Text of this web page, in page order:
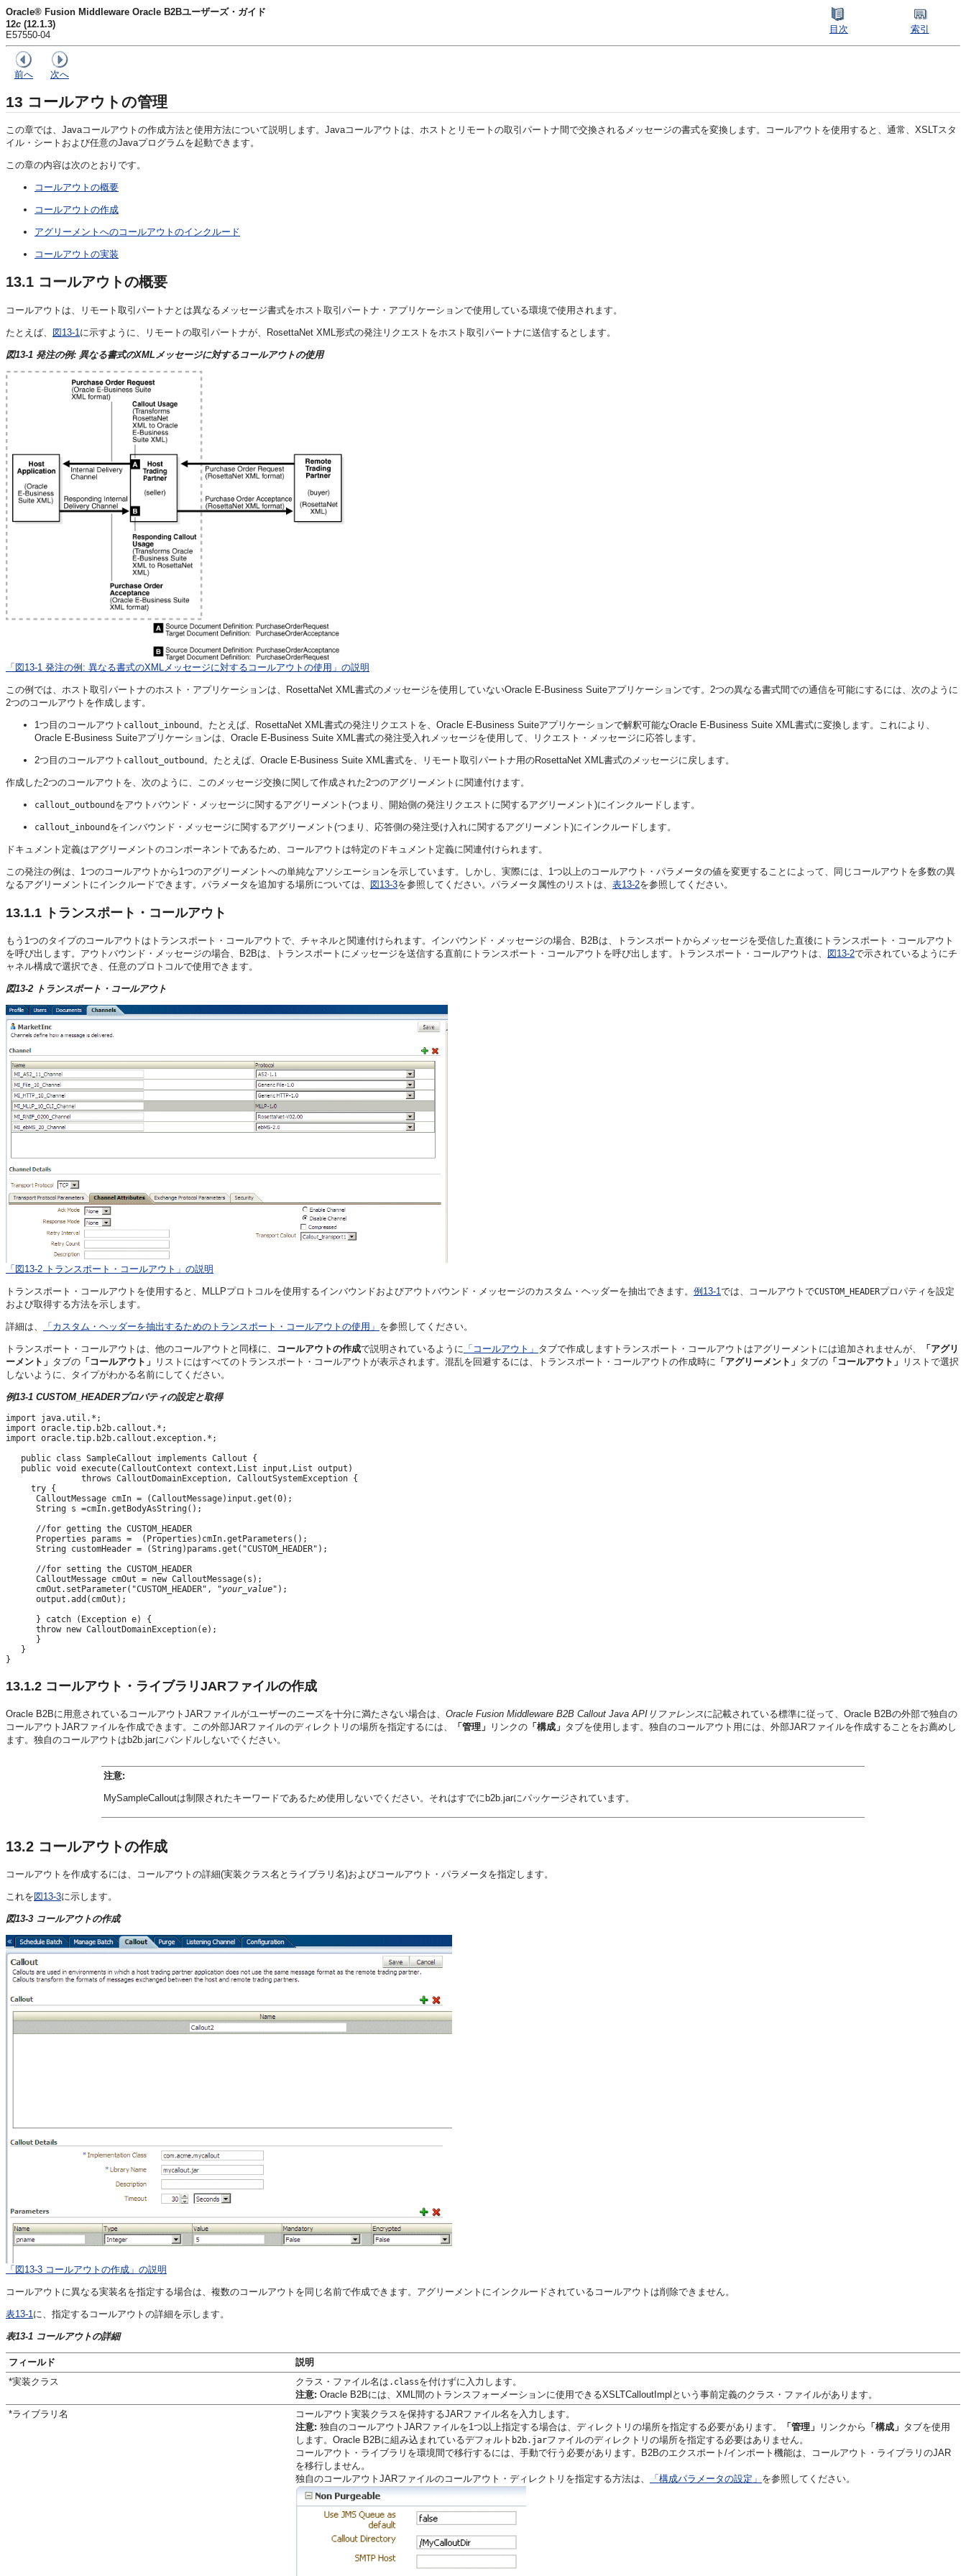
Oracle® Fusion Middleware Oracle B2Bユーザーズ・ガイド
12c (12.1.3)
E57550-04
目次 索引
前へ 次へ
13 コールアウトの管理
この章では、Javaコールアウトの作成方法と使用方法について説明します。Javaコールアウトは、ホストとリモートの取引パートナ間で交換されるメッセージの書式を変換します。コールアウトを使用すると、通常、XSLTスタ
イル・シートおよび任意のJavaプログラムを起動できます。
この章の内容は次のとおりです。
コールアウトの概要
コールアウトの作成
アグリーメントへのコールアウトのインクルード
コールアウトの実装
13.1 コールアウトの概要
コールアウトは、リモート取引パートナとは異なるメッセージ書式をホスト取引パートナ・アプリケーションで使用している環境で使用されます。
たとえば、 図13-1 に示すように、リモートの取引パートナが、RosettaNet XML形式の発注リクエストをホスト取引パートナに送信するとします。
図13-1 発注の例: 異なる書式のXMLメッセージに対するコールアウトの使用
「図13-1 発注の例: 異なる書式のXMLメッセージに対するコールアウトの使用」の説明
この例では、ホスト取引パートナのホスト・アプリケーションは、RosettaNet XML書式のメッセージを使用していないOracle E-Business Suiteアプリケーションです。2つの異なる書式間での通信を可能にするには、次のように
2つのコールアウトを作成します。
1つ目のコールアウト callout_inbound 。たとえば、RosettaNet XML書式の発注リクエストを、Oracle E-Business Suiteアプリケーションで解釈可能なOracle E-Business Suite XML書式に変換します。これにより、
Oracle E-Business Suiteアプリケーションは、Oracle E-Business Suite XML書式の発注受入れメッセージを使用して、リクエスト・メッセージに応答します。
2つ目のコールアウト callout_outbound 。たとえば、Oracle E-Business Suite XML書式を、リモート取引パートナ用のRosettaNet XML書式のメッセージに戻します。
作成した2つのコールアウトを、次のように、このメッセージ交換に関して作成された2つのアグリーメントに関連付けます。
callout_outbound をアウトバウンド・メッセージに関するアグリーメント(つまり、開始側の発注リクエストに関するアグリーメント)にインクルードします。
callout_inbound をインバウンド・メッセージに関するアグリーメント(つまり、応答側の発注受け入れに関するアグリーメント)にインクルードします。
ドキュメント定義はアグリーメントのコンポーネントであるため、コールアウトは特定のドキュメント定義に関連付けられます。
この発注の例は、1つのコールアウトから1つのアグリーメントへの単純なアソシエーションを示しています。しかし、実際には、1つ以上のコールアウト・パラメータの値を変更することによって、同じコールアウトを多数の異
なるアグリーメントにインクルードできます。パラメータを追加する場所については、
図13-3を参照してください。パラメータ属性のリストは、 表13-2を参照してください。
13.1.1 トランスポート・コールアウト
もう1つのタイプのコールアウトはトランスポート・コールアウトで、チャネルと関連付けられます。インバウンド・メッセージの場合、B2Bは、トランスポートからメッセージを受信した直後にトランスポート・コールアウト
を呼び出します。アウトバウンド・メッセージの場合、B2Bは、トランスポートにメッセージを送信する直前にトランスポート・コールアウトを呼び出します。トランスポート・コールアウトは、
図13-2で示されているようにチ
ャネル構成で選択でき、任意のプロトコルで使用できます。
図13-2 トランスポート・コールアウト
「図13-2 トランスポート・コールアウト」の説明
トランスポート・コールアウトを使用すると、MLLPプロトコルを使用するインバウンドおよびアウトバウンド・メッセージのカスタム・ヘッダーを抽出できます。 例13-1 では、コールアウトでCUSTOM_HEADERプロパティを設定
および取得する方法を示します。
詳細は、 「カスタム・ヘッダーを抽出するためのトランスポート・コールアウトの使用」 を参照してください。
トランスポート・コールアウトは、他のコールアウトと同様に、 コールアウトの作成で説明されているように 「コールアウト」 タブで作成しますトランスポート・コールアウトはアグリーメントには追加されませんが、
「アグリ
ーメント」 タブの 「コールアウト」 リストにはすべてのトランスポート・コールアウトが表示されます。混乱を回避するには、トランスポート・コールアウトの作成時に 「アグリーメント」 タブの 「コールアウト」
リストで選択
しないように、タイプがわかる名前にしてください。
例13-1 CUSTOM_HEADERプロパティの設定と取得
import java.util.*;
import oracle.tip.b2b.callout.*;
import oracle.tip.b2b.callout.exception.*;
   public class SampleCallout implements Callout {
   public void execute(CalloutContext context,List input,List output)
               throws CalloutDomainException, CalloutSystemException {
     try {
      CalloutMessage cmIn = (CalloutMessage)input.get(0);
      String s =cmIn.getBodyAsString();
      //for getting the CUSTOM_HEADER
      Properties params =  (Properties)cmIn.getParameters();
      String customHeader = (String)params.get("CUSTOM_HEADER");
      //for setting the CUSTOM_HEADER
      CalloutMessage cmOut = new CalloutMessage(s);
      cmOut.setParameter("CUSTOM_HEADER", "
your_value");
      output.add(cmOut);
      } catch (Exception e) {
      throw new CalloutDomainException(e);
      }
   }
13.1.2 コールアウト・ライブラリJARファイルの作成
Oracle B2Bに用意されているコールアウトJARファイルがユーザーのニーズを十分に満たさない場合は、 Oracle Fusion Middleware B2B Callout Java APIリファレンスに記載されている標準に従って、Oracle B2Bの外部で独自の
コールアウトJARファイルを作成できます。この外部JARファイルのディレクトリの場所を指定するには、
「管理」 リンクの 「構成」 タブを使用します。独自のコールアウト用には、外部JARファイルを作成することをお薦めし
ます。独自のコールアウトはb2b.jarにバンドルしないでください。
注意:
MySampleCalloutは制限されたキーワードであるため使用しないでください。それはすでにb2b.jarにパッケージされています。
13.2 コールアウトの作成
コールアウトを作成するには、コールアウトの詳細(実装クラス名とライブラリ名)およびコールアウト・パラメータを指定します。
これを 図13-3に示します。
図13-3 コールアウトの作成
「図13-3 コールアウトの作成」の説明
コールアウトに異なる実装名を指定する場合は、複数のコールアウトを同じ名前で作成できます。アグリーメントにインクルードされているコールアウトは削除できません。
表13-1 に、指定するコールアウトの詳細を示します。
表13-1 コールアウトの詳細
フィールド
説明
*実装クラス
クラス・ファイル名は .classを付けずに入力します。
注意: Oracle B2Bには、XML間のトランスフォーメーションに使用できるXSLTCalloutImplという事前定義のクラス・ファイルがあります。
*ライブラリ名
コールアウト実装クラスを保持するJARファイル名を入力します。
注意: 独自のコールアウトJARファイルを1つ以上指定する場合は、ディレクトリの場所を指定する必要があります。 「管理」 リンクから 「構成」 タブを使用
します。Oracle B2Bに組み込まれているデフォルト b2b.jarファイルのディレクトリの場所を指定する必要はありません。
コールアウト・ライブラリを環境間で移行するには、手動で行う必要があります。B2Bのエクスポート/インポート機能は、コールアウト・ライブラリのJAR
を移行しません。
独自のコールアウトJARファイルのコールアウト・ディレクトリを指定する方法は、
「構成パラメータの設定」 を参照してください。